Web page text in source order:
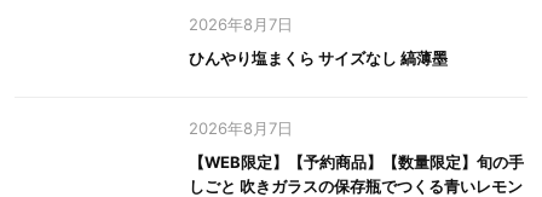
2026年8月7日
ひんやり塩まくら サイズなし 縞薄墨
2026年8月7日
【WEB限定】【予約商品】【数量限定】旬の手
しごと 吹きガラスの保存瓶でつくる青いレモン